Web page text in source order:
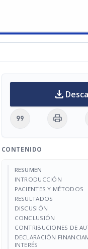
download
format_quote print
CONTENIDO
RESUMEN
INTRODUCCIÓN
PACIENTES Y MÉTODOS
RESULTADOS
DISCUSIÓN
CONCLUSIÓN
CONTRIBUCIONES DE
DECLARACIÓN
INTERÉS